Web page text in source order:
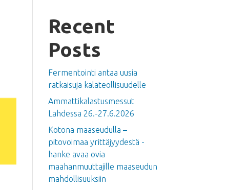
Recent
Posts
Fermentointi antaa uusia
ratkaisuja kalateollisuudelle
Ammattikalastusmessut
Lahdessa 26.-27.6.2026
Kotona maaseudulla –
pitovoimaa yrittäjyydestä -
hanke avaa ovia
maahanmuuttajille maaseudun
mahdollisuuksiin